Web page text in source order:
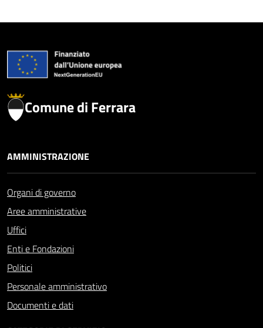
Comune di Ferrara
AMMINISTRAZIONE
Organi di governo
Aree amministrative
Uffici
Enti e Fondazioni
Politici
Personale amministrativo
Documenti e dati